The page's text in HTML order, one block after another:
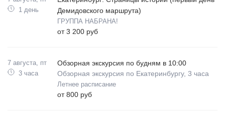
1 день
Демидовского маршрута)
ГРУППА НАБРАНА!
от 3 200 руб
7 августа, пт
3 часа
Обзорная экскурсия по будням в 10:00
Обзорная экскурсия по Екатеринбургу, 3 часа
Летнее расписание
от 800 руб